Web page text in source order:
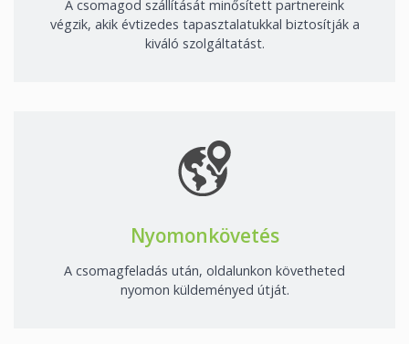
A csomagod szállítását minősített partnereink
végzik, akik évtizedes tapasztalatukkal biztosítják a
kiváló szolgáltatást.
Nyomonkövetés
A csomagfeladás után, oldalunkon követheted
nyomon küldeményed útját.